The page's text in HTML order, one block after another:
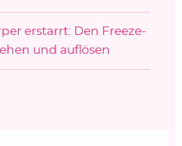
erstarrt: Den Freeze-
und auflösen